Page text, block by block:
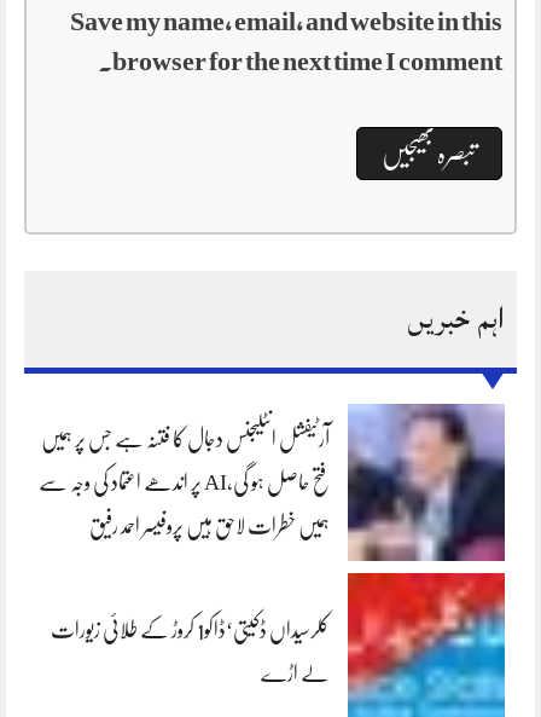
Save my name, email, and website in this
browser for the next time I comment.
اہم خبریں
آرٹیفشل انٹلیجنس دجال کا فتنہ ہے جس پر ہمیں
فتح حاصل ہو گی،AI پر اندھے اعتماد کی وجہ سے
ہمیں خطرات لاحق ہیں پروفیسر احمد رفیق
کلرسیداں ڈکیتی‘ڈاکو1 کروڑ کے طلائی زیورات
لے اڑے